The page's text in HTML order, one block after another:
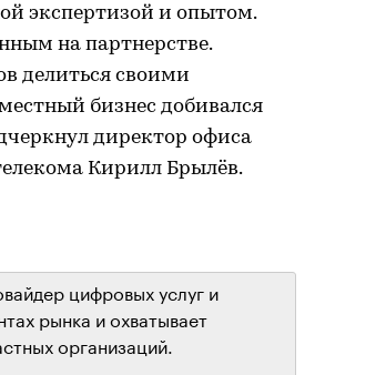
экспертизой и опытом.
на партнерстве.
делиться своими
бизнес добивался
директор офиса
Кирилл Брылёв.
цифровых услуг и
рынка и охватывает
организаций.